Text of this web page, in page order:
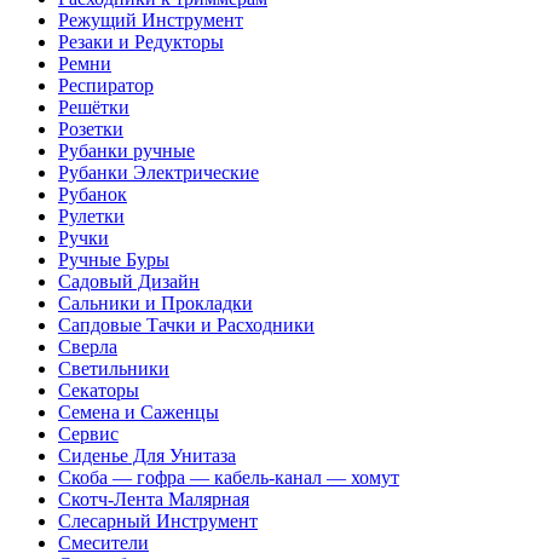
Режущий Инструмент
Резаки и Редукторы
Ремни
Респиратор
Решётки
Розетки
Рубанки ручные
Рубанки Электрические
Рубанок
Рулетки
Ручки
Ручные Буры
Садовый Дизайн
Сальники и Прокладки
Сапдовые Тачки и Расходники
Сверла
Светильники
Секаторы
Семена и Саженцы
Сервис
Сиденье Для Унитаза
Скоба — гофра — кабель-канал — хомут
Скотч-Лента Малярная
Слесарный Инструмент
Смесители